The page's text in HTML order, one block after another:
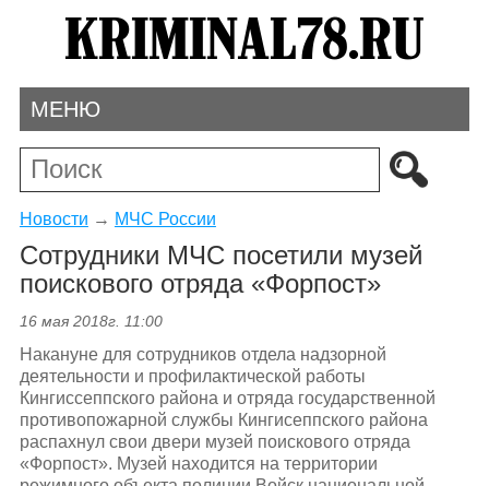
МЕНЮ
Новости → МЧС России
Сотрудники МЧС посетили музей
поискового отряда «Форпост»
16 мая 2018г. 11:00
Накануне для сотрудников отдела надзорной
деятельности и профилактической работы
Кингиссеппского района и отряда государственной
противопожарной службы Кингисеппского района
распахнул свои двери музей поискового отряда
«Форпост». Музей находится на территории